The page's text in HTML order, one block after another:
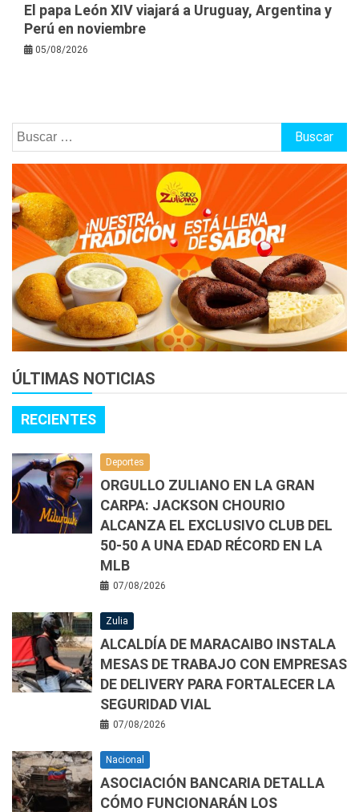
El papa León XIV viajará a Uruguay, Argentina y
Perú en noviembre
05/08/2026
Buscar:
ÚLTIMAS NOTICIAS
RECIENTES
Deportes
ORGULLO ZULIANO EN LA GRAN
CARPA: JACKSON CHOURIO
ALCANZA EL EXCLUSIVO CLUB DEL
50-50 A UNA EDAD RÉCORD EN LA
MLB
07/08/2026
Zulia
ALCALDÍA DE MARACAIBO INSTALA
MESAS DE TRABAJO CON EMPRESAS
DE DELIVERY PARA FORTALECER LA
SEGURIDAD VIAL
07/08/2026
Nacional
ASOCIACIÓN BANCARIA DETALLA
CÓMO FUNCIONARÁN LOS